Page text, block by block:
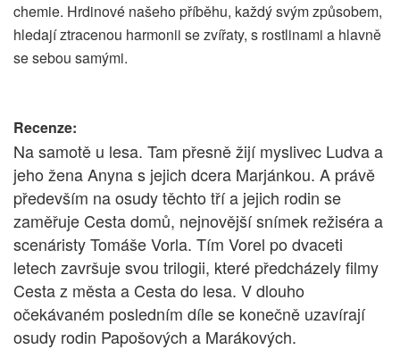
chemie. Hrdinové našeho příběhu, každý svým způsobem,
hledají ztracenou harmonii se zvířaty, s rostlinami a hlavně
se sebou samými.
Recenze:
Na samotě u lesa. Tam přesně žijí myslivec Ludva a
jeho žena Anyna s jejich dcera Marjánkou. A právě
především na osudy těchto tří a jejich rodin se
zaměřuje Cesta domů, nejnovější snímek režiséra a
scenáristy Tomáše Vorla. Tím Vorel po dvaceti
letech završuje svou trilogii, které předcházely filmy
Cesta z města a Cesta do lesa. V dlouho
očekávaném posledním díle se konečně uzavírají
osudy rodin Papošových a Marákových.